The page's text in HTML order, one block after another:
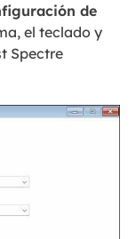
de
el teclado y
Spectre